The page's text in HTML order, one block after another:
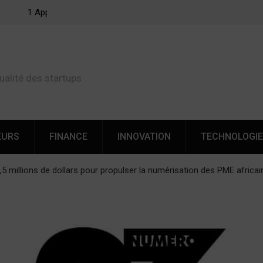
des startups
FINANCE INNOVATION
millions de dollars pour propulser la numérisation des PME